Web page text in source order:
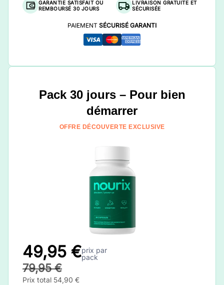
Pack 30 jours – Pour bien
démarrer
OFFRE DÉCOUVERTE EXCLUSIVE
49,95 €prix par
pack
79,95 €
Prix total 54,90 €
GARANTIE SATISFAIT OU
REMBOURSÉ 30 JOURS
LIVRAISON GRATUITE ET
SÉCURISÉE
PAIEMENT SÉCURISÉ GARANTI